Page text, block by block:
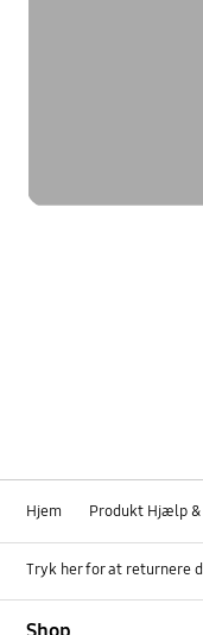
Hjem Produkt Hjælp &
Tryk her for at returnere